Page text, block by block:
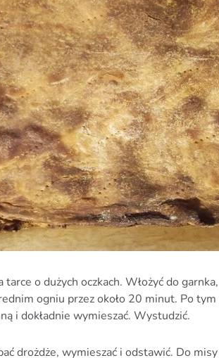
tarce o dużych oczkach. Włożyć do
ogniu przez około 20 minut. Po tym
i dokładnie wymieszać. Wystudzić.
drożdże, wymieszać i odstawić. Do